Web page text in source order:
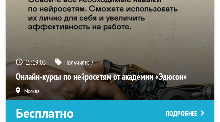
15:19:02 Получили:7
Онлайн-курсы по нейросетям от академии «Эдюсон»
Москва
Бесплатно ПОДРОБНЕЕ